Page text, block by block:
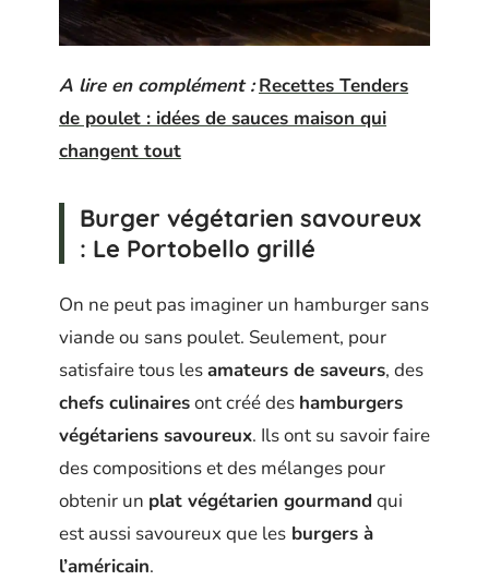
A lire en complément : Recettes Tenders
de poulet : idées de sauces maison qui
changent tout
Burger végétarien savoureux
: Le Portobello grillé
On ne peut pas imaginer un hamburger sans
viande ou sans poulet. Seulement, pour
satisfaire tous lesamateurs de saveurs, des
chefs culinairesont créé des hamburgers
végétariens savoureux. Ils ont su savoir faire
des compositions et des mélanges pour
obtenir un plat végétarien gourmand qui
est aussi savoureux que les burgers à
l’américain.